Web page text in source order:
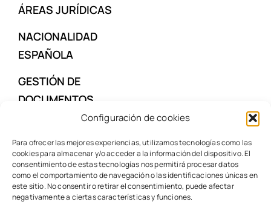
Configuración de cookies
Para ofrecer las mejores experiencias, utilizamos tecnologías como las
cookies para almacenar y/o acceder a la información del dispositivo. El
consentimiento de estas tecnologías nos permitirá procesar datos
como el comportamiento de navegación o las identificaciones únicas en
este sitio. No consentir o retirar el consentimiento, puede afectar
negativamente a ciertas características y funciones.
ÁREAS JURÍDICAS
NACIONALIDAD
ESPAÑOLA
GESTIÓN DE
DOCUMENTOS
CONTACTAR